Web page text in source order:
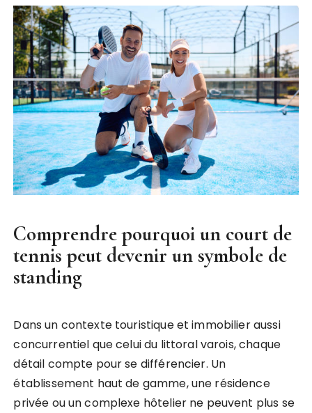
Comprendre pourquoi un court de
tennis peut devenir un symbole de
standing
Dans un contexte touristique et immobilier aussi
concurrentiel que celui du littoral varois, chaque
détail compte pour se différencier. Un
établissement haut de gamme, une résidence
privée ou un complexe hôtelier ne peuvent plus se